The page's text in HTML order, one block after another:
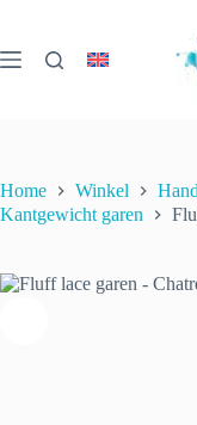
de
inhoud
Home Winkel
Kantgewicht garen